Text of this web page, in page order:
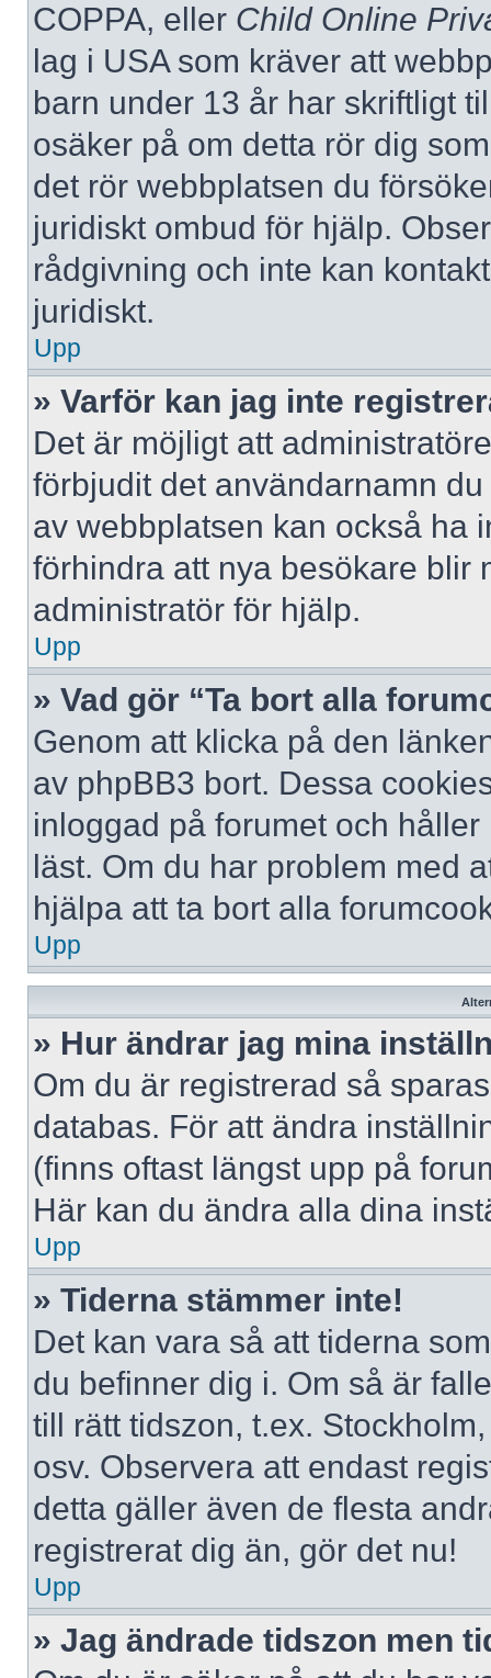
COPPA, eller Child Online
lag i USA som kräver att
barn under 13 år har skriftligt
osäker på om detta rör dig
det rör webbplatsen du
juridiskt ombud för hjälp.
rådgivning och inte kan
juridiskt.
Upp
» Varför kan jag inte
Det är möjligt att
förbjudit det användarnamn
av webbplatsen kan också ha
förhindra att nya besökare blir
administratör för hjälp.
Upp
» Vad gör “Ta bort alla
Genom att klicka på den
av phpBB3 bort. Dessa
inloggad på forumet och
läst. Om du har problem med
hjälpa att ta bort alla
Upp
» Hur ändrar jag mina
Om du är registrerad så
databas. För att ändra
(finns oftast längst upp på
Här kan du ändra alla dina
Upp
» Tiderna stämmer inte!
Det kan vara så att tiderna
du befinner dig i. Om så är
till rätt tidszon, t.ex.
osv. Observera att endast
detta gäller även de flesta
registrerat dig än, gör det nu!
Upp
» Jag ändrade tidszon men